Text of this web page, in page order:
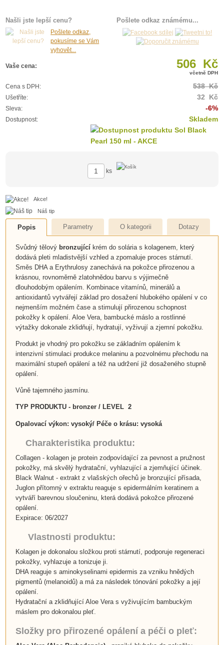
Našli jste lepší cenu?
Pošlete odkaz,
pokusíme se Vám
vyhovět...
Pošlete odkaz známému...
Vaše cena: 506 Kč
včetně DPH
Cena s DPH: 538 Kč
Ušetříte: 32 Kč
Sleva: -6%
Dostupnost: Skladem
ks
Akce!
Náš tip
Popis Parametry O kategorii Dotazy
Svůdný tělovýbronzujícíkrém do solária s kolagenem, který
dodává pleti mladistvější vzhled a zpomaluje proces stárnutí.
Směs DHA a Erythrulosy zanechává na pokožce přirozenou a
krásnou, rovnoměrně zlatohnědou barvu s výjimečně
dlouhodobým opálením. Kombinace vitamínů, minerálů a
antioxidantů vytvářejí základ pro dosažení hlubokého opálení v co
nejmenším možném čase a stimulují přirozenou schopnost
pokožky k opálení. Aloe Vera, bambucké máslo a rostlinné
výtažky dokonale zklidňují, hydratují, vyživují a zjemní pokožku.
Produkt je vhodný pro pokožku se základním opálením k
intenzivní stimulaci produkce melaninu a pozvolnému přechodu na
maximální stupeň opálení a též na udržení již dosaženého stupně
opálení.
Vůně tajemného jasmínu.
TYP PRODUKTU - bronzer / LEVEL 2
Opalovací výkon: vysoký/ Péče o krásu: vysoká
Charakteristika produktu:
Collagen - kolagen je protein zodpovídající za pevnost a pružnost
pokožky, má skvělý hydratační, vyhlazující a zjemňující účinek.
Black Walnut - extrakt z vlašských ořechů je bronzující přísada,
Juglon přítomný v extraktu reaguje s epidermálním keratinem a
vytváří barevnou sloučeninu, která dodává pokožce přirozené
opálení.
Expirace: 06/2027
Vlastnosti produktu:
Kolagen je dokonalou složkou proti stárnutí, podporuje regeneraci
pokožky, vyhlazuje a tonizuje ji.
DHA reaguje s aminokyselinami epidermis za vzniku hnědých
pigmentů (melanoidů) a má za následek tónování pokožky a její
opálení.
Hydratační a zklidňující Aloe Vera s vyživujícím bambuckým
máslem pro dokonalou pleť.
Složky pro přirozené opálení a péči o pleť: